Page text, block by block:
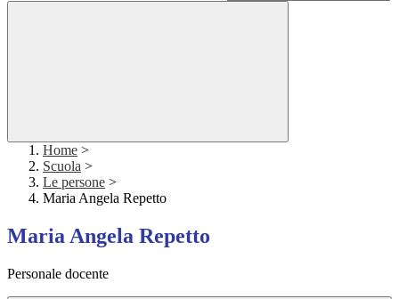
Home >
Scuola >
Le persone >
Maria Angela Repetto
Maria Angela Repetto
Personale docente